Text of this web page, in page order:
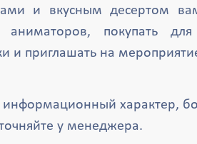
и вкусным десертом
аниматоров, покупать для
и приглашать на
информационный характер,
у менеджера.